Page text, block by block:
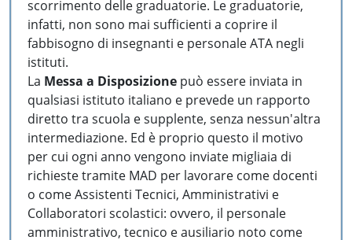
scorrimento delle graduatorie. Le graduatorie,
infatti, non sono mai sufficienti a coprire il
fabbisogno di insegnanti e personale ATA negli
istituti.
La Messa a Disposizione può essere inviata in
qualsiasi istituto italiano e prevede un rapporto
diretto tra scuola e supplente, senza nessun'altra
intermediazione. Ed è proprio questo il motivo
per cui ogni anno vengono inviate migliaia di
richieste tramite MAD per lavorare come docenti
o come Assistenti Tecnici, Amministrativi e
Collaboratori scolastici: ovvero, il personale
amministrativo, tecnico e ausiliario noto come